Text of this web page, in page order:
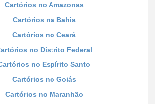
Cartórios no Amazonas
Cartórios na Bahia
Cartórios no Ceará
no Distrito Federal
no Espírito Santo
Cartórios no Goiás
Cartórios no Maranhão